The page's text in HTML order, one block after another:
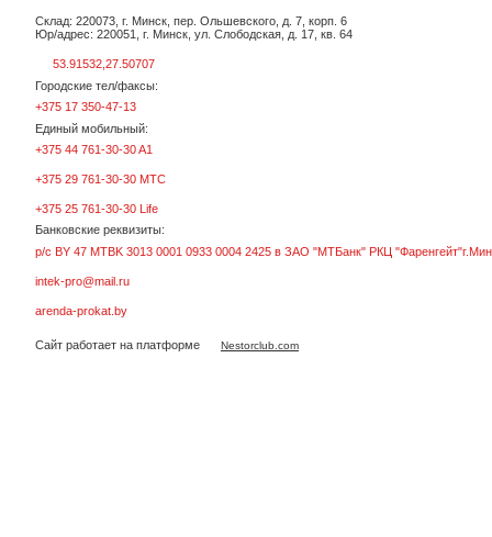
Склад: 220073, г. Минск, пер. Ольшевского, д. 7, корп. 6
Юр/адрес: 220051, г. Минск, ул. Слободская, д. 17, кв. 64
53.91532,27.50707
Городские тел/факсы:
+375 17 350-47-13
Единый мобильный:
+375 44 761-30-30 A1
+375 29 761-30-30 МТС
+375 25 761-30-30 Life
Банковские реквизиты:
р/с BY 47 MTBK 3013 0001 0933 0004 2425 в ЗАО "МТБанк" РКЦ
intek-pro@mail.ru
arenda-prokat.by
Сайт работает на платформе Nestorclub.com